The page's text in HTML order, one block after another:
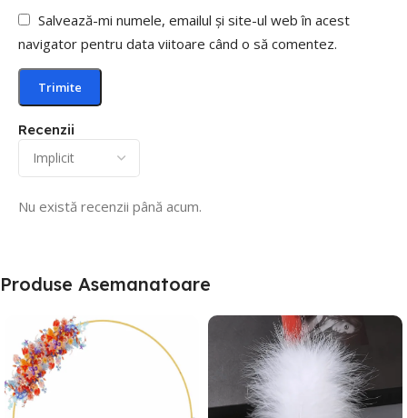
Recenzii
Nu există recenzii până acum.
Salvează-mi numele, emailul și site-ul web în acest
navigator pentru data viitoare când o să comentez.
Produse Asemanatoare